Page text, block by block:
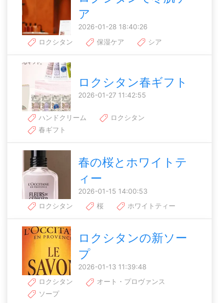
ア
2026-01-28 18:40:26
ロクシタン
保湿ケア シア
ロクシタン春ギフト
2026-01-27 11:42:55
ハンドクリーム
ロクシタン
春ギフト
春の桜とホワイトテ
ィー
2026-01-15 14:00:53
ロクシタン
桜 ホワイトティー
ロクシタンの新ソー
プ
2026-01-13 11:39:48
ロクシタン
オート・プロヴァンス
ソープ